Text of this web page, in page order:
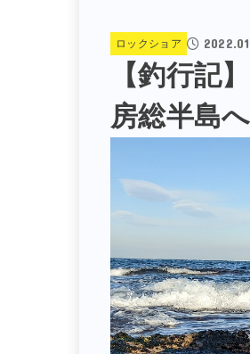
ロックショア
【釣行記
房総半島へ